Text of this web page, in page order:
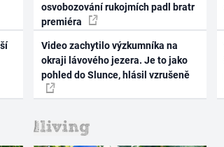
osvobozování rukojmích padl bratr
premiéra
Video zachytilo výzkumníka na
okraji lávového jezera. Je to jako
pohled do Slunce, hlásil vzrušeně